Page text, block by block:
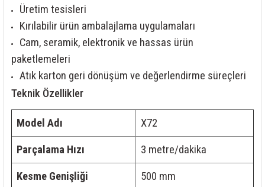
Üretim tesisleri
Kırılabilir ürün ambalajlama uygulamaları
Cam, seramik, elektronik ve hassas ürün
paketlemeleri
Atık karton geri dönüşüm ve değerlendirme süreçleri
Teknik Özellikler
Model Adı X72
Parçalama Hızı 3 metre/dakika
Kesme Genişliği 500 mm